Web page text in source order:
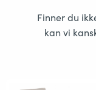
Finner du
kan vi